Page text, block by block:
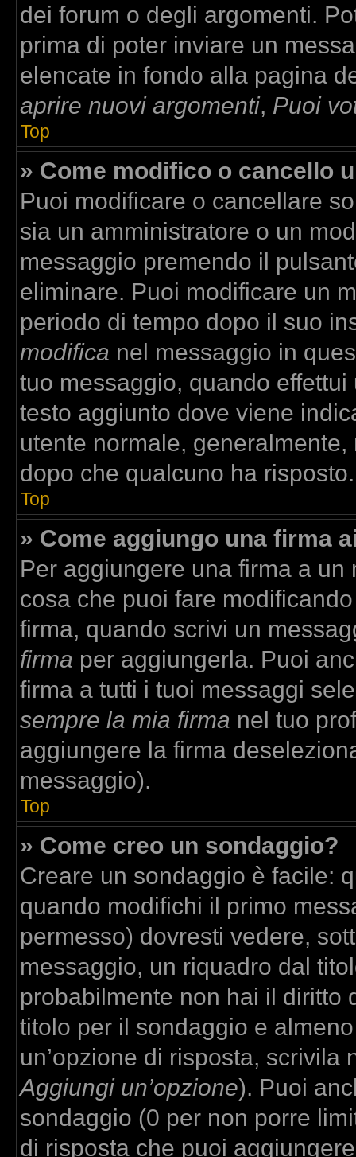
dei forum o degli argomenti.
prima di poter inviare un
elencate in fondo alla pagina
aprire nuovi argomenti, Puoi
Top
» Come modifico o cancello
Puoi modificare o cancellare
sia un amministratore o un
messaggio premendo il
eliminare. Puoi modificare un
periodo di tempo dopo il suo
modifica nel messaggio in
tuo messaggio, quando
testo aggiunto dove viene
utente normale,
dopo che qualcuno ha risposto.
Top
» Come aggiungo una firma
Per aggiungere una firma a
cosa che puoi fare
firma, quando scrivi un
firma per aggiungerla. Puoi
firma a tutti i tuoi messaggi
sempre la mia firma nel tuo
aggiungere la firma
messaggio).
Top
» Come creo un sondaggio?
Creare un sondaggio è facile:
quando modifichi il primo
permesso) dovresti vedere,
messaggio, un riquadro dal
probabilmente non hai il diritto
titolo per il sondaggio e
un’opzione di risposta, scrivila
Aggiungi un’opzione). Puoi
sondaggio (0 per non porre
di risposta che puoi